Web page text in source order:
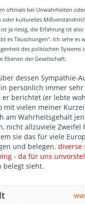
oftmals bei Unwahrheiten
oder kulturelles
ja riesig, die Erfahrung ist
es Täuschungen". Ich sehe es
des politischen Systems
Ebenen der Gesellschaft.
dessen Sympathie-
persönlich immer sehr
er berichtet (er lebte
mit vielen meiner
am Wahrheitsgehalt
nicht allzuviele Zweifel
sie das für viele
und belegen. diverse
- da für uns
belegt sieht.